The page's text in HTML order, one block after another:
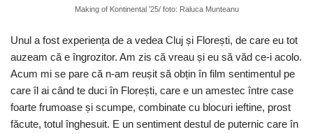
Making of Kontinental ’25/ foto: Raluca Munteanu
Unul a fost experiența de a vedea Cluj și Florești, de care eu tot
auzeam că e îngrozitor. Am zis că vreau și eu să văd ce-i acolo.
Acum mi se pare că n-am reușit să obțin în film sentimentul pe
care îl ai când te duci în Florești, care e un amestec între case
foarte frumoase și scumpe, combinate cu blocuri ieftine, prost
făcute, totul înghesuit. E un sentiment destul de puternic care în